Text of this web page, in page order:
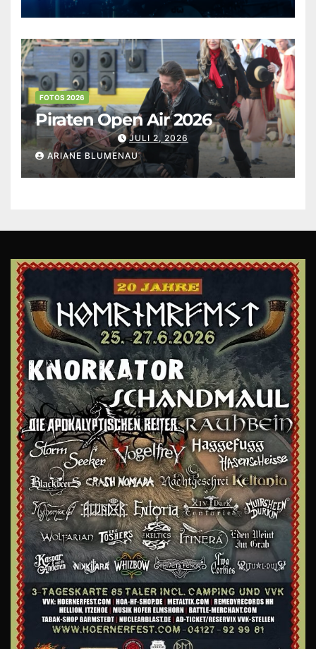
FOTOS 2026
Piraten Open Air 2026
JULI 2, 2026
ARIANE BLUMENAU